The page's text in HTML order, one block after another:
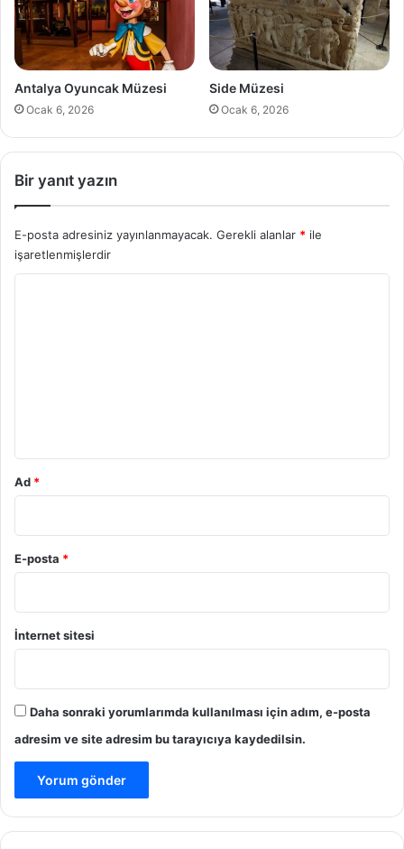
Antalya Oyuncak Müzesi
Ocak 6, 2026
Side Müzesi
Ocak 6, 2026
Bir yanıt yazın
E-posta adresiniz yayınlanmayacak. Gerekli alanlar * ile
işaretlenmişlerdir
Ad *
E-posta *
İnternet sitesi
Daha sonraki yorumlarımda kullanılması için adım, e-posta
adresim ve site adresim bu tarayıcıya kaydedilsin.